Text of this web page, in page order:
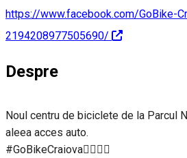
https://www.facebook.com/GoBike-
2194208977505690/
Despre
Noul centru de biciclete de la Parcul
aleea acces auto.
#GoBikeCraiova🚴‍♂️🚴‍♀️